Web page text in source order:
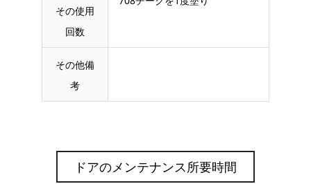
その使用
回数
その他備
考
ドアのメンテナンス所要時間